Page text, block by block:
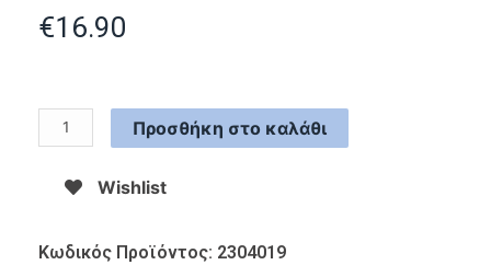
€16.90
Προσθήκη στο καλάθι
Wishlist
Κωδικός Προϊόντος: 2304019